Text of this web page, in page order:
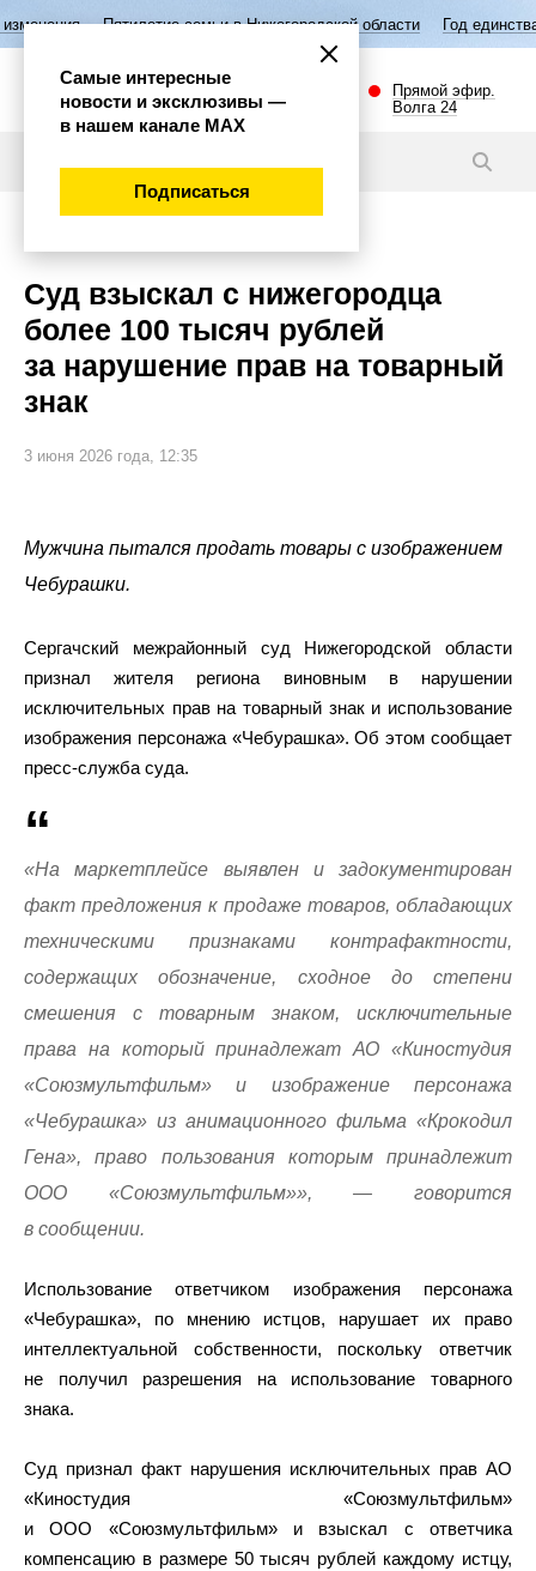
семьи в Нижегородской области Год единства народов
Прямой эфир.
Волга 24
Суд взыскал с нижегородца
более 100 тысяч рублей
за нарушение прав на товарный
знак
3 июня 2026 года, 12:35
Мужчина пытался продать товары с изображением
Чебурашки.
Сергачский межрайонный суд Нижегородской области
признал жителя региона виновным в нарушении
исключительных прав на товарный знак и использование
изображения персонажа «Чебурашка». Об этом сообщает
пресс-служба суда.
«На маркетплейсе выявлен и задокументирован
факт предложения к продаже товаров, обладающих
техническими признаками контрафактности,
содержащих обозначение, сходное до степени
смешения с товарным знаком, исключительные
права на который принадлежат АО «Киностудия
«Союзмультфильм» и изображение персонажа
«Чебурашка» из анимационного фильма «Крокодил
Гена», право пользования которым принадлежит
ООО «Союзмультфильм»», — говорится
в сообщении.
Использование ответчиком изображения персонажа
«Чебурашка», по мнению истцов, нарушает их право
интеллектуальной собственности, поскольку ответчик
не получил разрешения на использование товарного
знака.
Суд признал факт нарушения исключительных прав АО
«Киностудия «Союзмультфильм»
и ООО «Союзмультфильм» и взыскал с ответчика
компенсацию в размере 50 тысяч рублей каждому истцу,
Самые интересные
новости и эксклюзивы —
в нашем канале МАХ
Подписаться